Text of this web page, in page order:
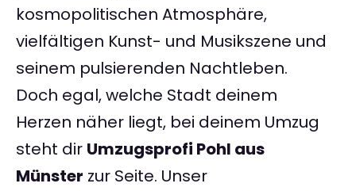
kosmopolitischen Atmosphäre,
vielfältigen Kunst- und Musikszene und
seinem pulsierenden Nachtleben.
Doch egal, welche Stadt deinem
Herzen näher liegt, bei deinem Umzug
steht dir Umzugsprofi Pohl aus
Münster zur Seite. Unser